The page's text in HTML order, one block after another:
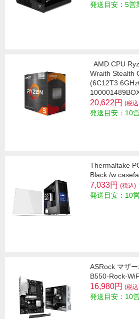
発送目安：5営
AMD CPU
Wraith Stealth
20,622円 (税
発送目安：10
Thermaltake
Black /w
7,033円 (税込)
発送目安：10
ASRock マザ
B550-Rock-
16,980円 (税
発送目安：10